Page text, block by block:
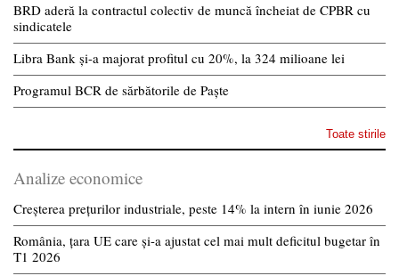
BRD aderă la contractul colectiv de muncă încheiat de CPBR cu
sindicatele
Libra Bank și-a majorat profitul cu 20%, la 324 milioane lei
Programul BCR de sărbătorile de Paște
Toate stirile
Analize economice
Creșterea prețurilor industriale, peste 14% la intern în iunie 2026
România, țara UE care și-a ajustat cel mai mult deficitul bugetar în
T1 2026